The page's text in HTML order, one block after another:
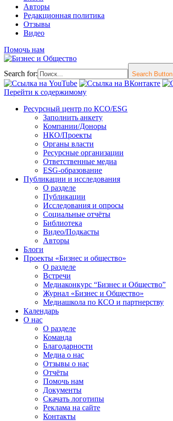
Авторы
Редакционная политика
Отзывы
Видео
Помочь нам
Search for: Search Button
Перейти к содержимому
Ресурсный центр по КСО/ESG
Заполнить анкету
Компании/Доноры
НКО/Проекты
Органы власти
Ресурсные организации
Ответственные медиа
ESG-образование
Публикации и исследования
О разделе
Публикации
Исследования и опросы
Социальные отчёты
Библиотека
Видео/Подкасты
Авторы
Блоги
Проекты «Бизнес и общество»
О разделе
Встречи
Медиаконкурс “Бизнес и Общество”
Журнал «Бизнес и Общество»
Медиашкола по КСО и партнерству
Календарь
О нас
О разделе
Команда
Благодарности
Медиа о нас
Отзывы о нас
Отчёты
Помочь нам
Документы
Скачать логотипы
Реклама на сайте
Контакты